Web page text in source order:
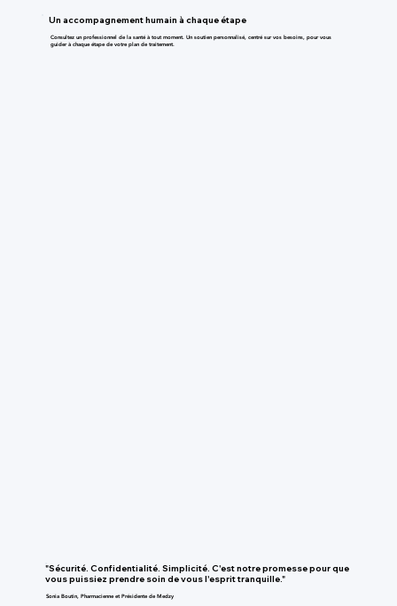
Un accompagnement humain à chaque étape
Consultez un professionnel de la santé à tout moment. Un soutien personnalisé, centré sur vos besoins, pour vous
guider à chaque étape de votre plan de traitement.
"Sécurité. Confidentialité. Simplicité. C'est notre promesse pour que
vous puissiez prendre soin de vous l'esprit tranquille."
Sonia Boutin, Pharmacienne et Présidente de Medzy